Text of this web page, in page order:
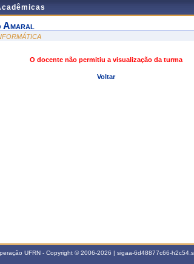
Amaral
O docente não permitiu a visualização da turma
Voltar
UFRN - Copyright © 2006-2026 | sigaa-6d48877c66-